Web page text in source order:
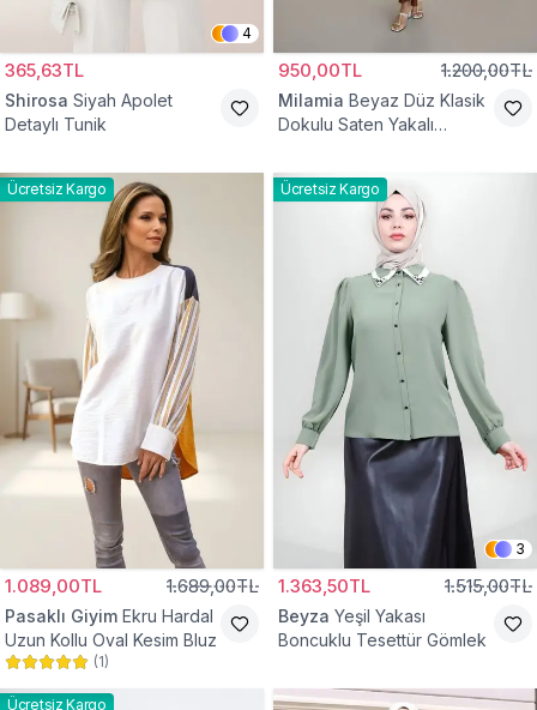
4
365,63TL
Shirosa Siyah Apolet
Detaylı Tunik
950,00TL 1.200,00TL
Milamia Beyaz Düz Klasik
Dokulu Saten Yakalı
Ücretsiz Kargo
1.089,00TL 1.689,00TL
Pasaklı Giyim Ekru Hardal
Uzun Kollu Oval Kesim Bluz
(1)
Ücretsiz Kargo
3
1.363,50TL 1.515,00TL
Beyza Yeşil Yakası
Boncuklu Tesettür Gömlek
Ücretsiz Kargo